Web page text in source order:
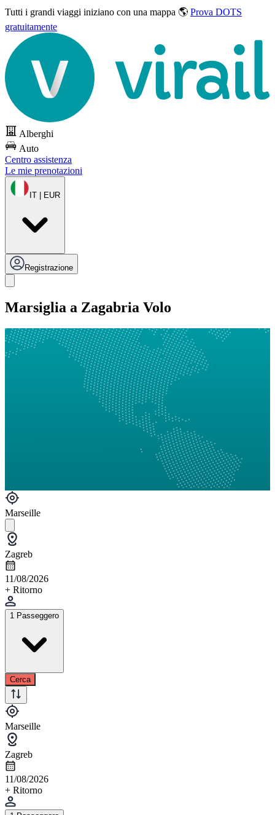
Tutti i grandi viaggi iniziano con una mappa 🌎 Prova DOTS
gratuitamente
Alberghi
Auto
Centro assistenza
Le mie prenotazioni
IT | EUR
Registrazione
Marsiglia a Zagabria Volo
Marseille
Zagreb
11/08/2026
+ Ritorno
1 Passeggero
Cerca
Marseille
Zagreb
11/08/2026
+ Ritorno